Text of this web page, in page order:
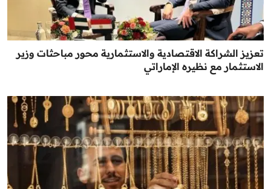
تعزيز الشراكة الاقتصادية والاستثمارية محور مباحثات وزير
الاستثمار مع نظيره الإماراتي